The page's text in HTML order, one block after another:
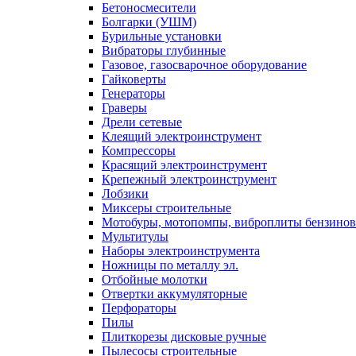
Бетоносмесители
Болгарки (УШМ)
Бурильные установки
Вибраторы глубинные
Газовое, газосварочное оборудование
Гайковерты
Генераторы
Граверы
Дрели сетевые
Клеящий электроинструмент
Компрессоры
Красящий электроинструмент
Крепежный электроинструмент
Лобзики
Миксеры строительные
Мотобуры, мотопомпы, виброплиты
Мультитулы
Наборы электроинструмента
Ножницы по металлу эл.
Отбойные молотки
Отвертки аккумуляторные
Перфораторы
Пилы
Плиткорезы дисковые ручные
Пылесосы строительные